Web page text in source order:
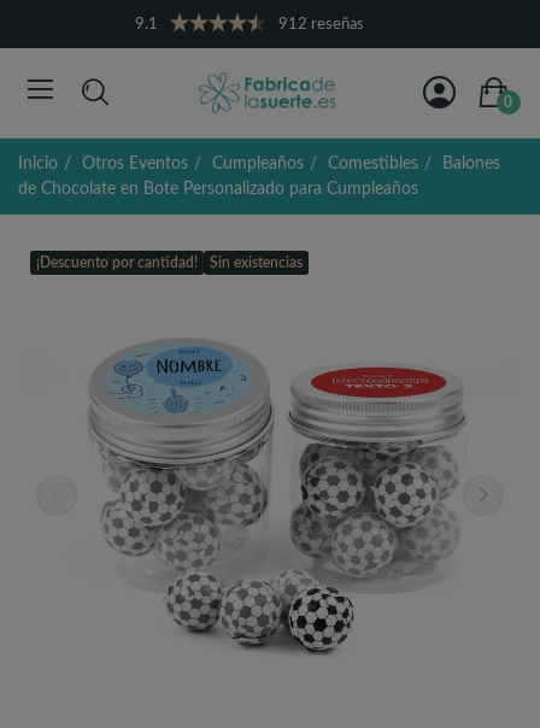
9.1 912 reseñas
0
Inicio Otros Eventos Cumpleaños Comestibles
Balones
de Chocolate en Bote Personalizado para Cumpleaños
¡Descuento por cantidad! Sin existencias